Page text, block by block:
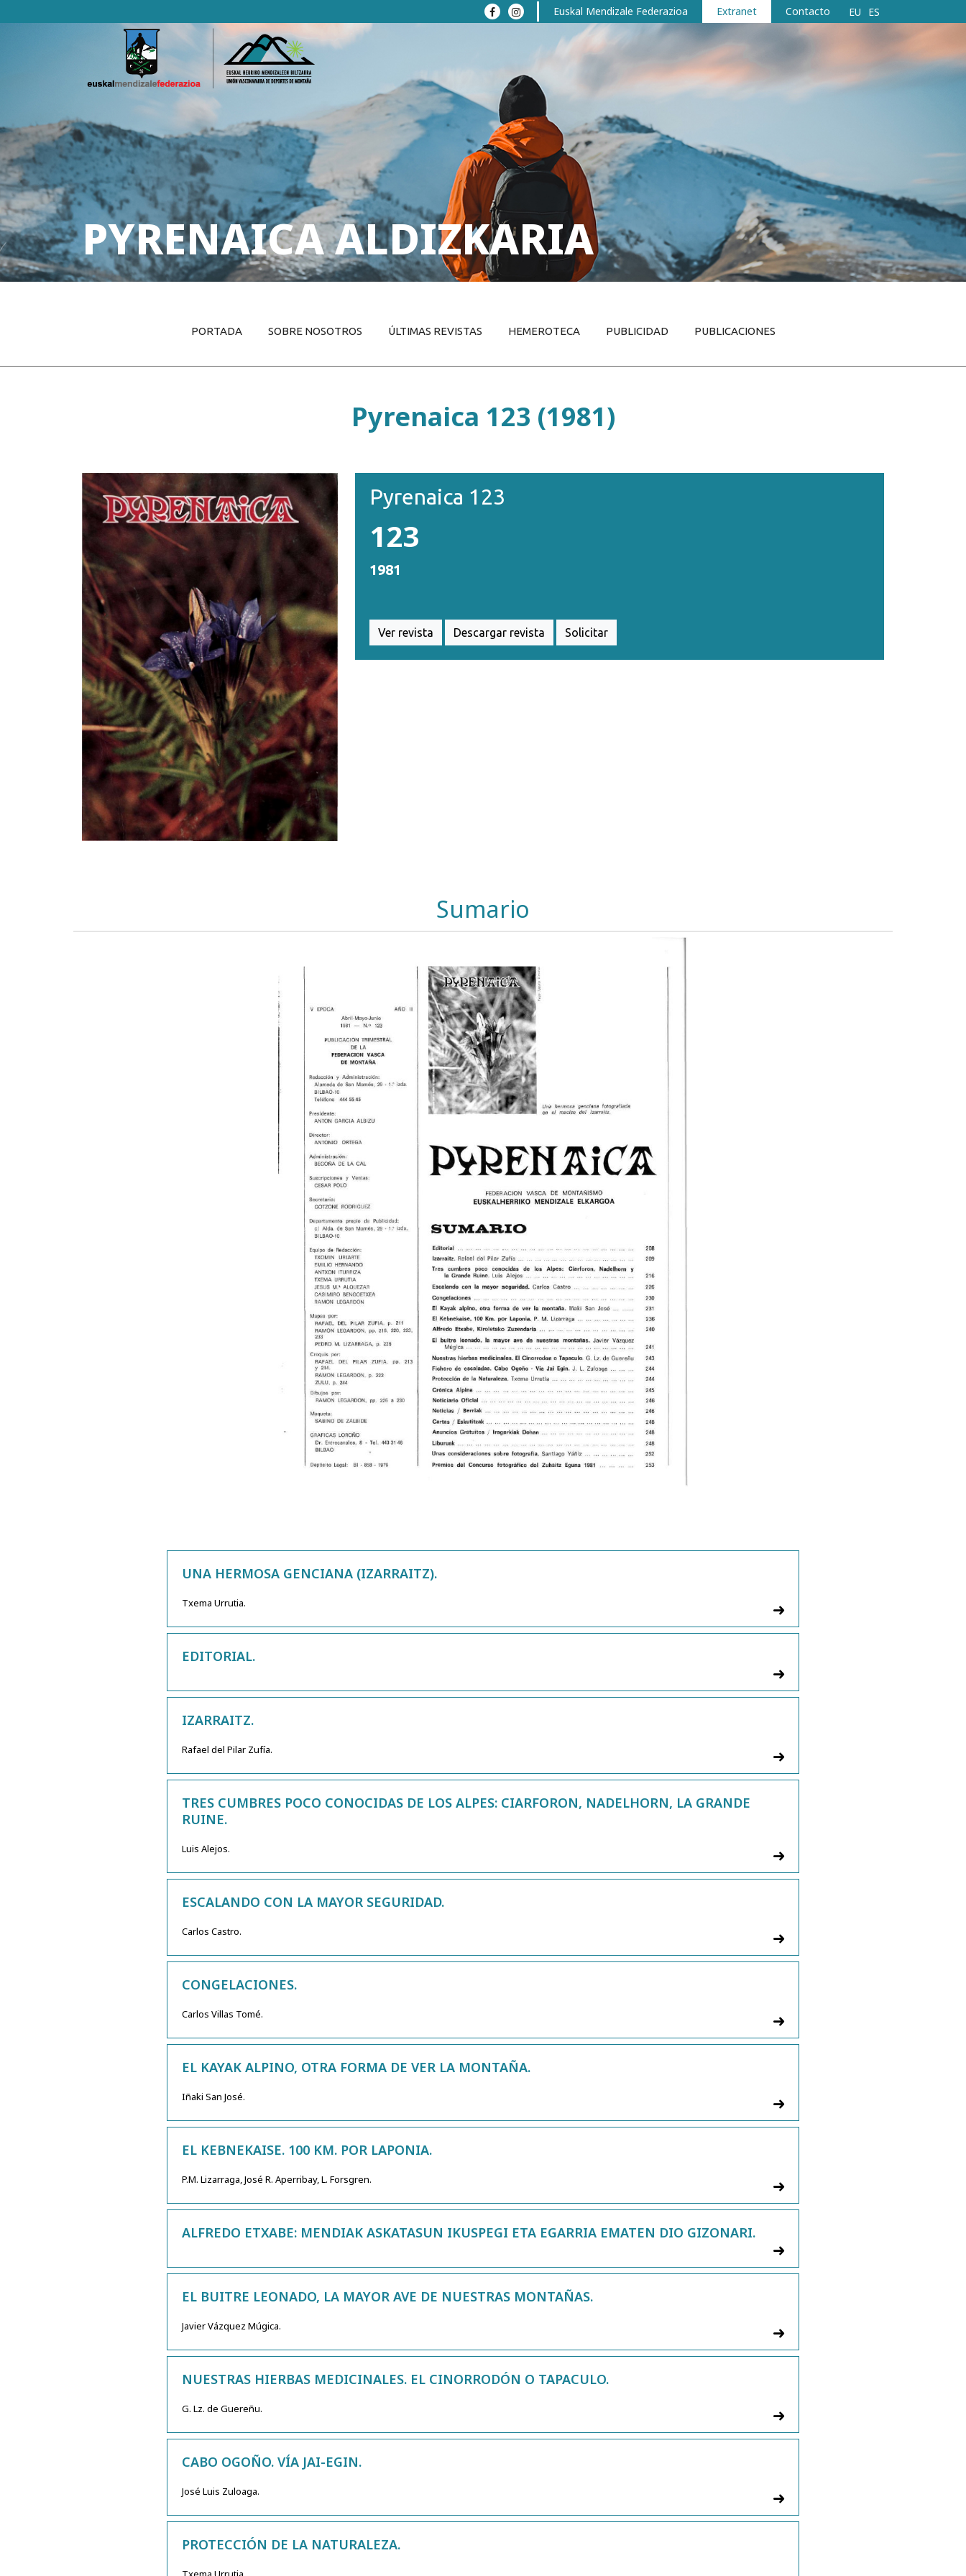
Euskal Mendizale Federazioa Extranet Contacto EU ES
PYRENAICA ALDIZKARIA
PORTADA SOBRE NOSOTROS ÚLTIMAS REVISTAS HEMEROTECA PUBLICIDAD PUBLICACIONES
Pyrenaica 123 (1981)
Pyrenaica 123
123
1981
Ver revista Descargar revista Solicitar
Sumario
UNA HERMOSA GENCIANA (IZARRAITZ).
Txema Urrutia.
EDITORIAL.
IZARRAITZ.
Rafael del Pilar Zufía.
TRES CUMBRES POCO CONOCIDAS DE LOS ALPES: CIARFORON, NADELHORN, LA GRANDE
RUINE.
Luis Alejos.
ESCALANDO CON LA MAYOR SEGURIDAD.
Carlos Castro.
CONGELACIONES.
Carlos Villas Tomé.
EL KAYAK ALPINO, OTRA FORMA DE VER LA MONTAÑA.
Iñaki San José.
EL KEBNEKAISE. 100 KM. POR LAPONIA.
P.M. Lizarraga, José R. Aperribay, L. Forsgren.
ALFREDO ETXABE: MENDIAK ASKATASUN IKUSPEGI ETA EGARRIA EMATEN DIO GIZONARI.
EL BUITRE LEONADO, LA MAYOR AVE DE NUESTRAS MONTAÑAS.
Javier Vázquez Múgica.
NUESTRAS HIERBAS MEDICINALES. EL CINORRODÓN O TAPACULO.
G. Lz. de Guereñu.
CABO OGOÑO. VÍA JAI-EGIN.
José Luis Zuloaga.
PROTECCIÓN DE LA NATURALEZA.